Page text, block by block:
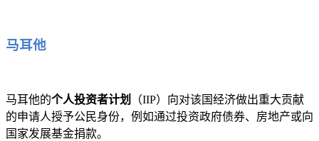
马耳他
马耳他的个人投资者计划
（IIP）向对该国经济做出重大贡献
的申请人授予公民身份，例如通过投资政府债券、房地产或向
国家发展基金捐款。